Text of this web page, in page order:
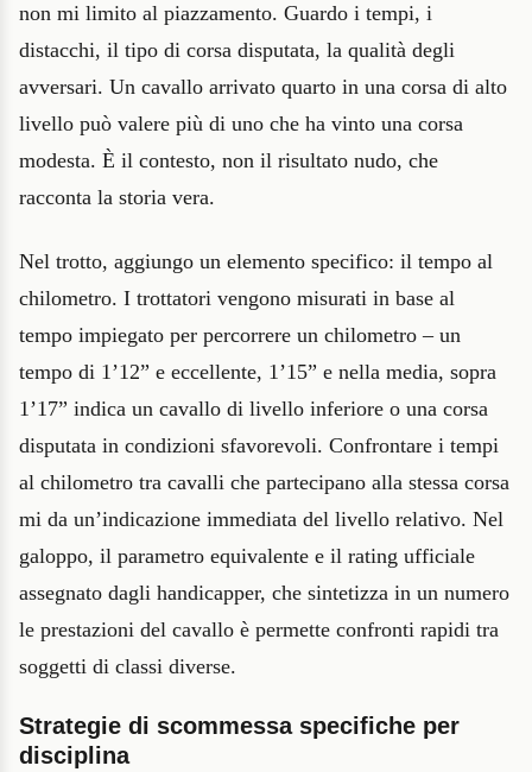
non mi limito al piazzamento. Guardo i tempi, i
distacchi, il tipo di corsa disputata, la qualità degli
avversari. Un cavallo arrivato quarto in una corsa di alto
livello può valere più di uno che ha vinto una corsa
modesta. È il contesto, non il risultato nudo, che
racconta la storia vera.
Nel trotto, aggiungo un elemento specifico: il tempo al
chilometro. I trottatori vengono misurati in base al
tempo impiegato per percorrere un chilometro – un
tempo di 1’12” e eccellente, 1’15” e nella media, sopra
1’17” indica un cavallo di livello inferiore o una corsa
disputata in condizioni sfavorevoli. Confrontare i tempi
al chilometro tra cavalli che partecipano alla stessa corsa
mi da un’indicazione immediata del livello relativo. Nel
galoppo, il parametro equivalente e il rating ufficiale
assegnato dagli handicapper, che sintetizza in un numero
le prestazioni del cavallo è permette confronti rapidi tra
soggetti di classi diverse.
Strategie di scommessa specifiche per
disciplina